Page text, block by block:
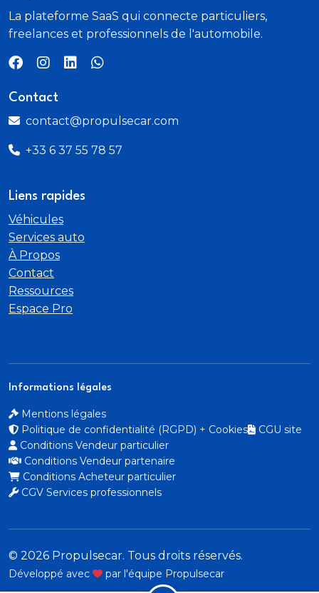
Securite enfant (verrouillage manuel des portes
AR)
Sellerie tissu noir Foundry avec renforts lateraux
Siege conducteur reglable en hauteur avec
Sieges sport
avec ecran tactile 8"
commandes vocales
2 ports USB
Systeme d'avertissement acoustique (AVAS -
Alerte sonore pour pietons)
Systeme de navigation Europe et points d'interets
Systeme de prevention de collision avec detection
de pietons
La plateforme SaaS qui connecte particuliers,
freelances et professionnels de l'automobile.
Contact
contact@propulsecar.com
+33 6 37 55 78 57
Liens rapides
Véhicules
Services auto
À Propos
Contact
Ressources
Espace Pro
Informations légales
Mentions légales
Politique de confidentialité (RGPD) + Cookies
CGU site
Conditions Vendeur particulier
Conditions Vendeur partenaire
Conditions Acheteur particulier
CGV Services professionnels
© 2026 Propulsecar. Tous droits réservés.
Développé avec par l'équipe Propulsecar